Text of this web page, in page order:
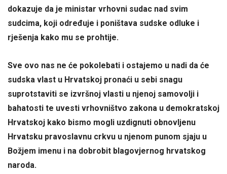
dokazuje da je ministar vrhovni sudac nad svim
sudcima, koji određuje i poništava sudske odluke i
rješenja kako mu se prohtije.
Sve ovo nas ne će pokolebati i ostajemo u nadi da će
sudska vlast u Hrvatskoj pronaći u sebi snagu
suprotstaviti se izvršnoj vlasti u njenoj samovolji i
bahatosti te uvesti vrhovništvo zakona u demokratskoj
Hrvatskoj kako bismo mogli uzdignuti obnovljenu
Hrvatsku pravoslavnu crkvu u njenom punom sjaju u
Božjem imenu i na dobrobit blagovjernog hrvatskog
naroda.